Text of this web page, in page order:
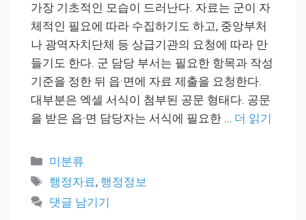
가장 기초적인 모습이 드러난다. 자료는 군이 자
체적인 필요에 따라 수집하기도 하고, 중앙부처
나 광역자치단체 등 상급기관의 요청에 따라 만
들기도 한다. 군 담당 부서는 필요한 항목과 작성
기준을 정한 뒤 읍·면에 자료 제출을 요청한다.
대부분은 엑셀 서식이 첨부된 공문 형태다. 공문
을 받은 읍·면 담당자는 서식에 필요한 … 더 읽기
카
테
리
미분류
태
그
행정자료, 행정정보
댓글 남기기